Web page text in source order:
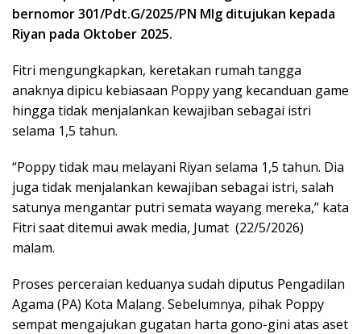
bernomor 301/Pdt.G/2025/PN Mlg ditujukan kepada
Riyan pada Oktober 2025.
Fitri mengungkapkan, keretakan rumah tangga
anaknya dipicu kebiasaan Poppy yang kecanduan game
hingga tidak menjalankan kewajiban sebagai istri
selama 1,5 tahun.
“Poppy tidak mau melayani Riyan selama 1,5 tahun. Dia
juga tidak menjalankan kewajiban sebagai istri, salah
satunya mengantar putri semata wayang mereka,” kata
Fitri saat ditemui awak media, Jumat (22/5/2026)
malam.
Proses perceraian keduanya sudah diputus Pengadilan
Agama (PA) Kota Malang. Sebelumnya, pihak Poppy
sempat mengajukan gugatan harta gono-gini atas aset